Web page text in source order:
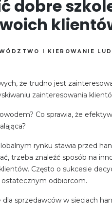
dobre
I KIEROWANIE
że trudno jest
zainteresowania
Co sprawia, że
rynku stawia przed
trzeba znaleźć sposób na
Często o sukcesie
odbiorcom.
sprzedawców w sieciach